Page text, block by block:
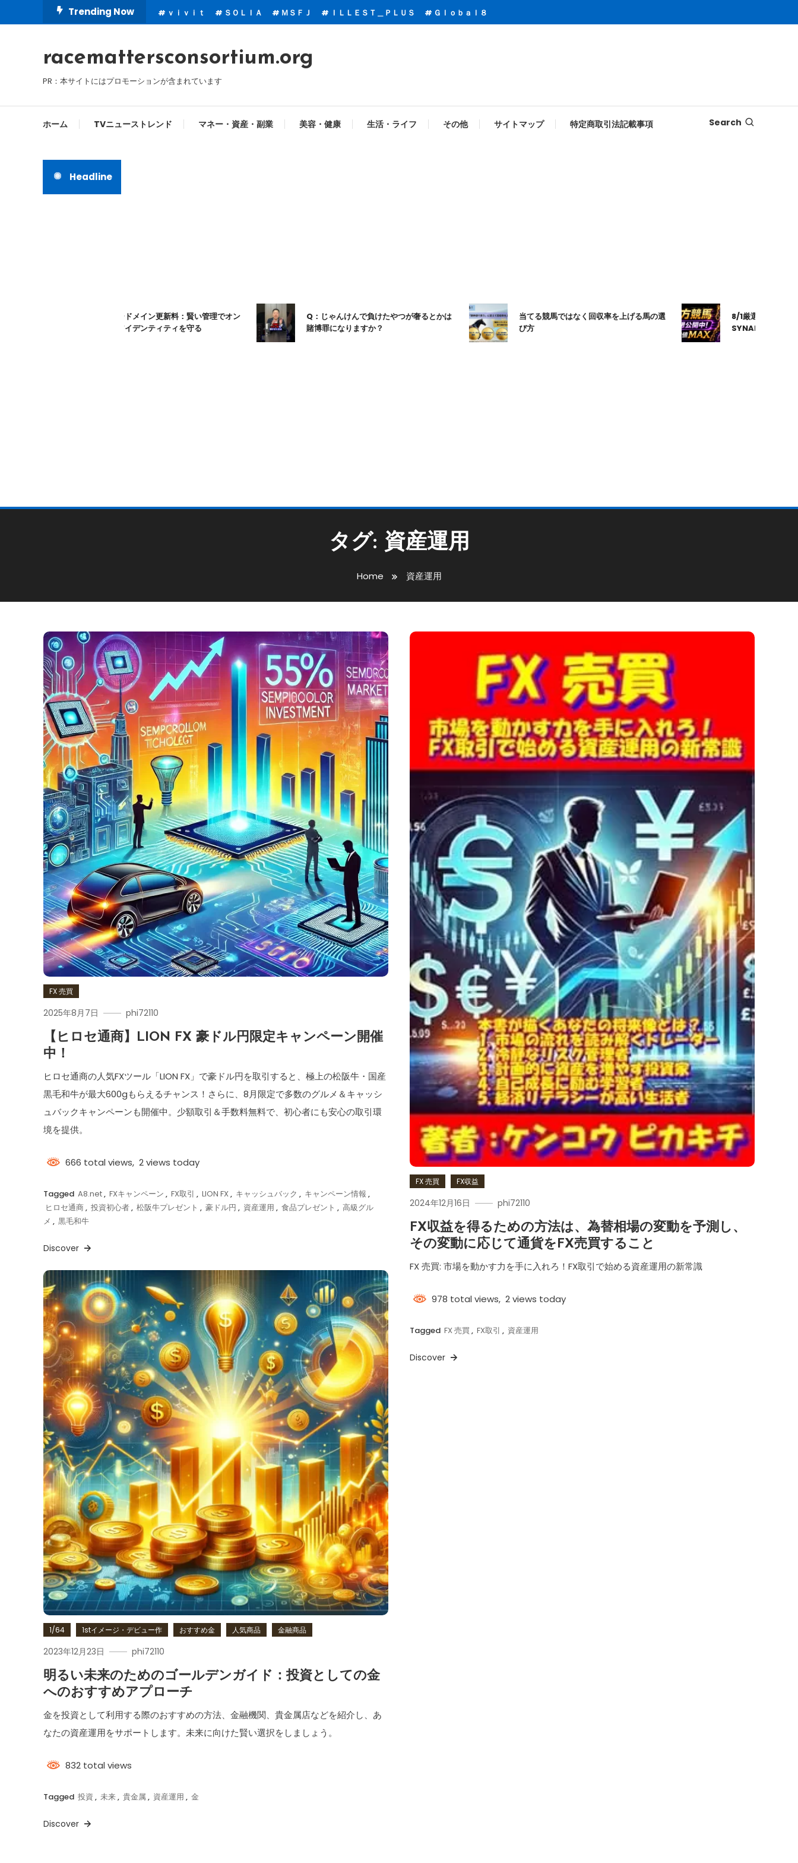
To
Trending Now ｖｉｖｉｔ ＳＯＬＩＡ ＭＳＦＪ ＩＬＬＥＳＴ＿ＰＬＵＳ Ｇｌｏｂａｌ８
racemattersconsortium.org
PR：本サイトにはプロモーションが含まれています
ホーム TVニューストレンド マネー・資産・副業 美容・健康 生活・ライフ その他 サイトマップ 特定商取引法記載事項 Search
Headline
ムームードメイン更新料：賢い管理でオン
ラインアイデンティティを守る
Q：じゃんけんで負けたやつが奢るとかは
賭博罪になりますか？
当てる競馬ではなく回収率を上げる馬の選
び方
8/1厳選｜高知10R｜
SYNAPSE｜シナプス｜
タグ: 資産運用
Home 資産運用
FX 売買
2025年8月7日 phi72110
【ヒロセ通商】LION FX 豪ドル円限定キャンペーン開催
中！
ヒロセ通商の人気FXツール「LION FX」で豪ドル円を取引すると、極上の松阪牛・国産
黒毛和牛が最大600gもらえるチャンス！さらに、8月限定で多数のグルメ＆キャッシ
ュバックキャンペーンも開催中。少額取引＆手数料無料で、初心者にも安心の取引環
境を提供。
666 total views, 2 views today
Tagged A8.net, FXキャンペーン , FX取引 , LION FX, キャッシュバック , キャンペーン情報 ,
ヒロセ通商, 投資初心者, 松阪牛プレゼント , 豪ドル円 , 資産運用 , 食品プレゼント , 高級グル
メ , 黒毛和牛
Discover
FX 売買 FX収益
2024年12月16日 phi72110
FX収益を得るための方法は、為替相場の変動を予測し、
その変動に応じて通貨をFX売買すること
FX 売買: 市場を動かす力を手に入れろ！FX取引で始める資産運用の新常識
978 total views, 2 views today
Tagged FX 売買 , FX取引 , 資産運用
Discover
1/64 1stイメージ・デビュー作 おすすめ金 人気商品 金融商品
2023年12月23日 phi72110
明るい未来のためのゴールデンガイド：投資としての金
へのおすすめアプローチ
金を投資として利用する際のおすすめの方法、金融機関、貴金属店などを紹介し、あ
なたの資産運用をサポートします。未来に向けた賢い選択をしましょう。
832 total views
Tagged 投資 , 未来, 貴金属 , 資産運用 , 金
Discover